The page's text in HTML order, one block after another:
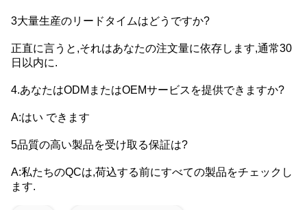
3大量生産のリードタイムはどうですか?
正直に言うと,それはあなたの注文量に依存します,通常30
日以内に.
4.あなたはODMまたはOEMサービスを提供できますか?
A:はい できます
5品質の高い製品を受け取る保証は?
A:私たちのQCは,荷込する前にすべての製品をチェックし
ます.